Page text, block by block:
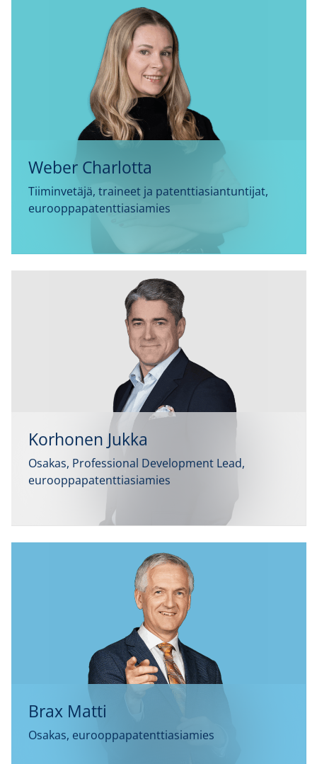
Weber Charlotta
Tiiminvetäjä, traineet ja patenttiasiantuntijat,
eurooppapatenttiasiamies
Korhonen Jukka
Osakas, Professional Development Lead,
eurooppapatenttiasiamies
Brax Matti
Osakas, eurooppapatenttiasiamies